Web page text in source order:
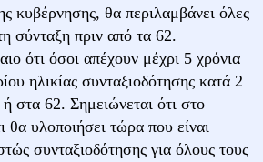
κυβέρνησης, θα περιλαμβάνει όλες
σύνταξη πριν από τα 62.
ότι όσοι απέχουν μέχρι 5 χρόνια
ηλικίας συνταξιοδότησης κατά 2
στα 62. Σημειώνεται ότι στο
υλοποιήσει τώρα που είναι
συνταξιοδότησης για όλους τους